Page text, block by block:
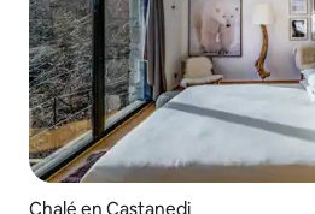
Chalé en Castanedi